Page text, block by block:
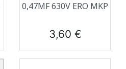
0,47ΜF 630V ERO MKP
Prix
3,60 €